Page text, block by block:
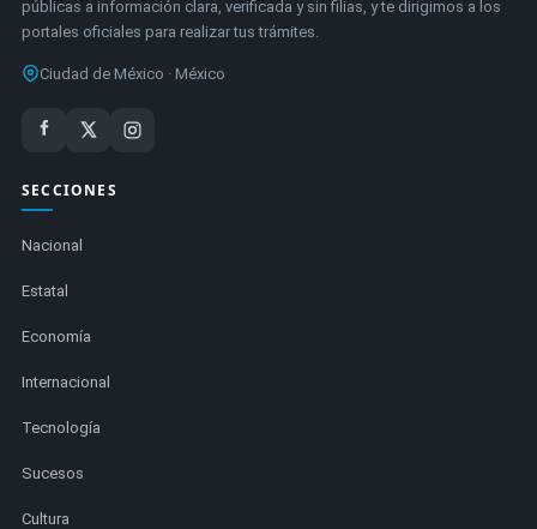
públicas a información clara, verificada y sin filias, y te dirigimos a los
portales oficiales para realizar tus trámites.
Ciudad de México · México
SECCIONES
Nacional
Estatal
Economía
Internacional
Tecnología
Sucesos
Cultura